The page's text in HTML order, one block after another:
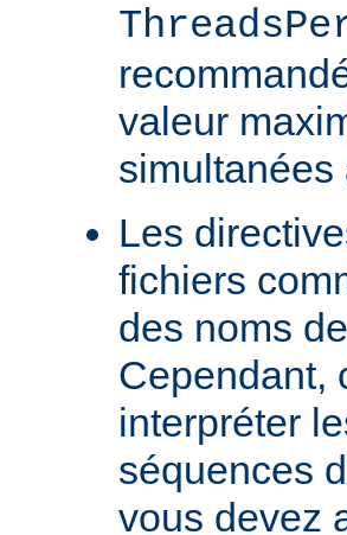
valeur
simultanées
Les
fichiers
des noms
Cependant,
interpréter
séquences
vous devez